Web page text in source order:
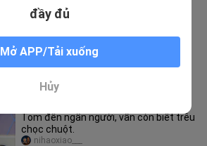
Tập này đặc biệt ấm áp, cả đầu và
cuối phim đều rất đẹp
Tom đến ngẩn người, vẫn còn biết trêu
chọc chuột.
nihaoxiao___
đầy đủ
Mở APP/Tải xuống
Hủy